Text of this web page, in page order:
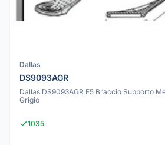
Dallas
DS9093AGR
Dallas DS9093AGR F5 Braccio Supporto
Grigio
1035